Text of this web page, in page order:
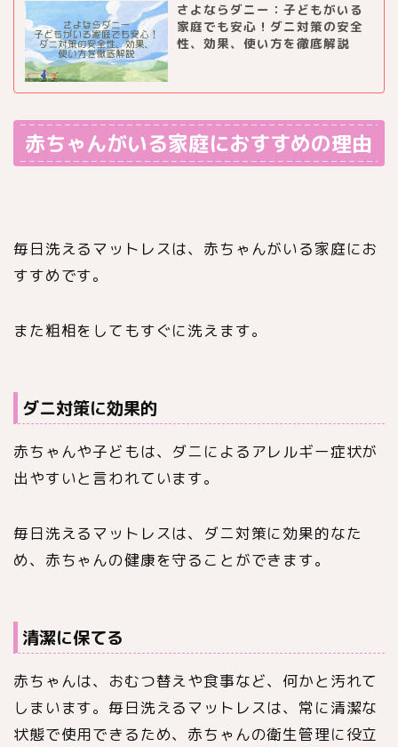
さよならダニー：子どもがいる
家庭でも安心！ダニ対策の安全
性、効果、使い方を徹底解説
赤ちゃんがいる家庭におすすめの理由
毎日洗えるマットレスは、赤ちゃんがいる家庭にお
すすめです。
また粗相をしてもすぐに洗えます。
ダニ対策に効果的
赤ちゃんや子どもは、ダニによるアレルギー症状が
出やすいと言われています。
毎日洗えるマットレスは、ダニ対策に効果的なた
め、赤ちゃんの健康を守ることができます。
清潔に保てる
赤ちゃんは、おむつ替えや食事など、何かと汚れて
しまいます。毎日洗えるマットレスは、常に清潔な
状態で使用できるため、赤ちゃんの衛生管理に役立